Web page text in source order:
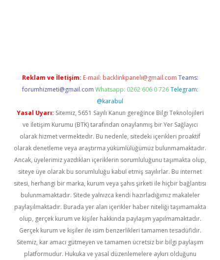
Reklam ve İletişim: E-mail: backlinkpaneli@gmail.com Teams:
forumhizmeti@gmail.com Whatsapp: 0262 606 0 726 Telegram:
@karabul
Yasal Uyarı: Sitemiz, 5651 Sayılı Kanun gereğince Bilgi Teknolojileri
ve İletişim Kurumu (BTK) tarafından onaylanmış bir Yer Sağlayıcı
olarak hizmet vermektedir. Bu nedenle, sitedeki içerikleri proaktif
olarak denetleme veya araştırma yükümlülüğümüz bulunmamaktadır.
Ancak, üyelerimiz yazdıkları içeriklerin sorumluluğunu taşımakta olup,
siteye üye olarak bu sorumluluğu kabul etmiş sayılırlar. Bu internet
sitesi, herhangi bir marka, kurum veya şahıs şirketi ile hiçbir bağlantısı
bulunmamaktadır. Sitede yalnızca kendi hazırladığımız makaleler
paylaşılmaktadır. Burada yer alan içerikler haber niteliği taşımamakta
olup, gerçek kurum ve kişiler hakkında paylaşım yapılmamaktadır.
Gerçek kurum ve kişiler ile isim benzerlikleri tamamen tesadüfidir.
Sitemiz, kar amacı gütmeyen ve tamamen ücretsiz bir bilgi paylaşım
platformudur. Hukuka ve yasal düzenlemelere aykırı olduğunu